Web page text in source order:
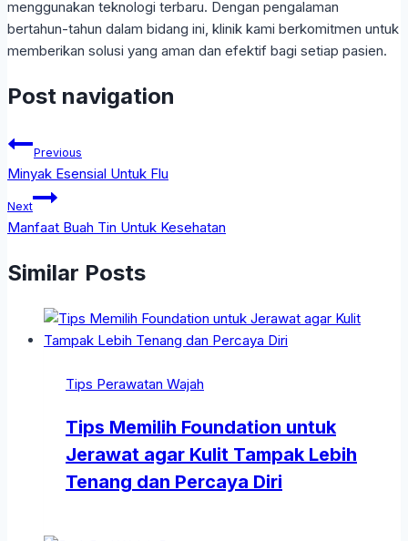
menggunakan teknologi terbaru. Dengan pengalaman
bertahun-tahun dalam bidang ini, klinik kami berkomitmen untuk
memberikan solusi yang aman dan efektif bagi setiap pasien.
Post navigation
Previous
Minyak Esensial Untuk Flu
Next
Manfaat Buah Tin Untuk Kesehatan
Similar Posts
Tips Perawatan Wajah
Tips Memilih Foundation untuk
Jerawat agar Kulit Tampak Lebih
Tenang dan Percaya Diri